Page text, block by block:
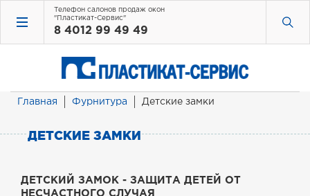
Телефон салонов продаж окон
"Пластикат-Сервис"
8 4012 99 49 49
Главная Фурнитура Детские замки
ДЕТСКИЕ ЗАМКИ
ДЕТСКИЙ ЗАМОК - ЗАЩИТА ДЕТЕЙ ОТ
НЕСЧАСТНОГО СЛУЧАЯ